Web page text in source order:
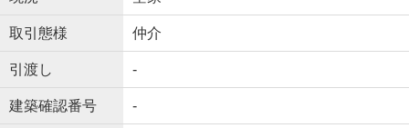
取引態様 仲介
引渡し -
建築確認番号 -